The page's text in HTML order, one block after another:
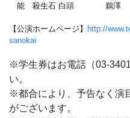
能 殺生石 白頭 鵜澤
【公演ホームページ】
http://
sanokai
※学生券はお電話（03-
い。
※都合により、予告なく演
がございます。